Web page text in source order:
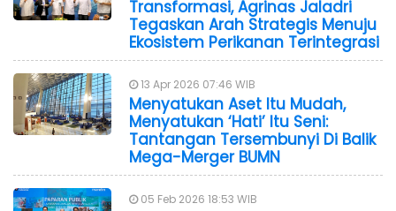
Transformasi, Agrinas Jaladri
Tegaskan Arah Strategis Menuju
Ekosistem Perikanan Terintegrasi
13 Apr 2026 07:46 WIB
Menyatukan Aset Itu Mudah,
Menyatukan ‘Hati’ Itu Seni:
Tantangan Tersembunyi Di Balik
Mega-Merger BUMN
05 Feb 2026 18:53 WIB